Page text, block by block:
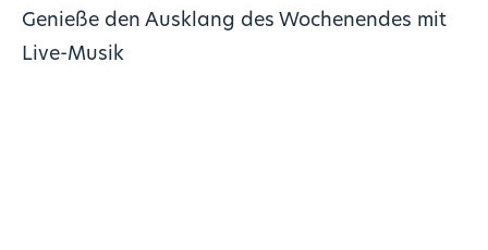
Genieße den Ausklang des Wochenendes mit
Live-Musik